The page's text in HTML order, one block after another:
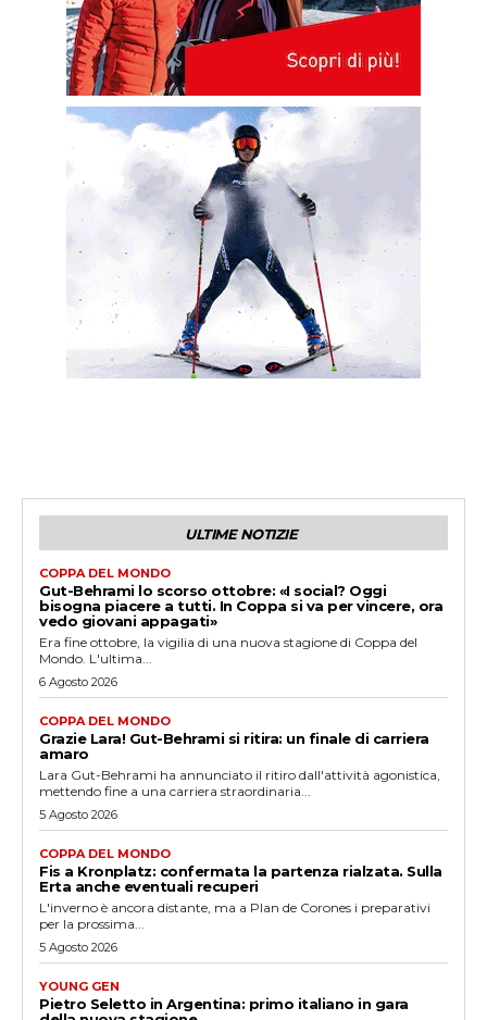
ULTIME NOTIZIE
COPPA DEL MONDO
Gut-Behrami lo scorso ottobre: «I social? Oggi
bisogna piacere a tutti. In Coppa si va per vincere, ora
vedo giovani appagati»
Era fine ottobre, la vigilia di una nuova stagione di Coppa del
Mondo. L'ultima...
6 Agosto 2026
COPPA DEL MONDO
Grazie Lara! Gut-Behrami si ritira: un finale di carriera
amaro
Lara Gut-Behrami ha annunciato il ritiro dall'attività agonistica,
mettendo fine a una carriera straordinaria...
5 Agosto 2026
COPPA DEL MONDO
Fis a Kronplatz: confermata la partenza rialzata. Sulla
Erta anche eventuali recuperi
L'inverno è ancora distante, ma a Plan de Corones i preparativi
per la prossima...
5 Agosto 2026
YOUNG GEN
Pietro Seletto in Argentina: primo italiano in gara